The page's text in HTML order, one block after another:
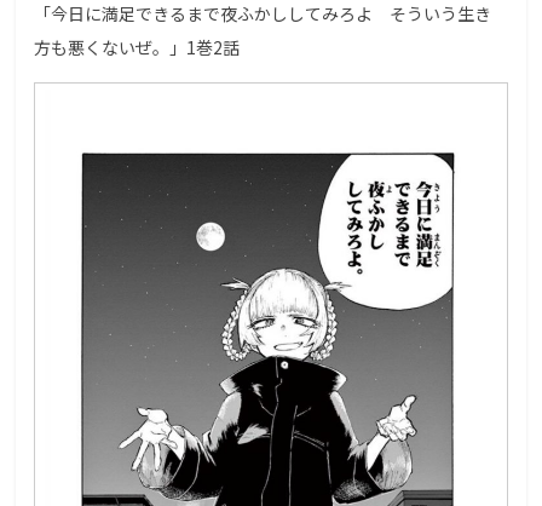
「今日に満足できるまで夜ふかししてみろよ そういう生き
方も悪くないぜ。」1巻2話